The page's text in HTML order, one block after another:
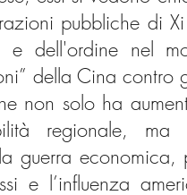
pubbliche di
e dell'ordine nel
della Cina contro
non solo ha
regionale,
guerra
e l’influenza